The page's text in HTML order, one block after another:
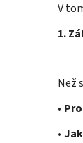
V
1.
Než
•
•